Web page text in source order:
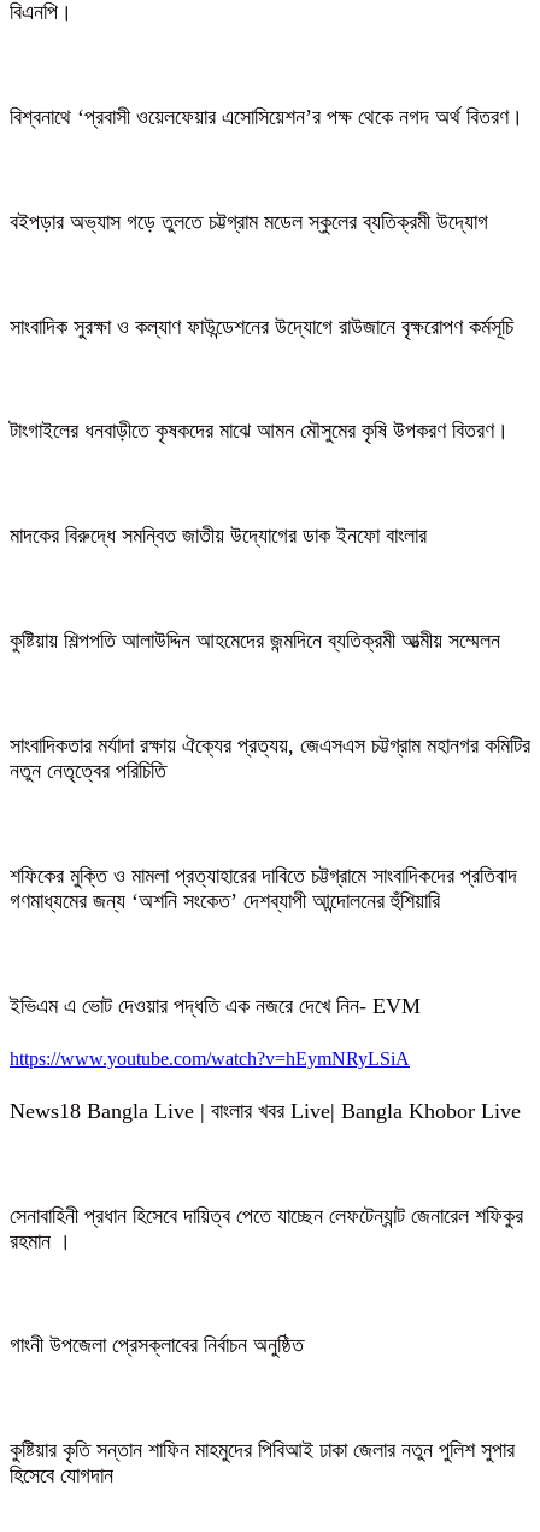
বিএনপি।
বিশ্বনাথে ‘প্রবাসী ওয়েলফেয়ার এসোসিয়েশন’র পক্ষ থেকে নগদ অর্থ বিতরণ।
বইপড়ার অভ্যাস গড়ে তুলতে চট্টগ্রাম মডেল স্কুলের ব্যতিক্রমী উদ্যোগ
সাংবাদিক সুরক্ষা ও কল্যাণ ফাউন্ডেশনের উদ্যোগে রাউজানে বৃক্ষরোপণ কর্মসূচি
টাংগাইলের ধনবাড়ীতে কৃষকদের মাঝে আমন মৌসুমের কৃষি উপকরণ বিতরণ।
মাদকের বিরুদ্ধে সমন্বিত জাতীয় উদ্যোগের ডাক ইনফো বাংলার
কুষ্টিয়ায় শিল্পপতি আলাউদ্দিন আহমেদের জন্মদিনে ব্যতিক্রমী আত্মীয় সম্মেলন
সাংবাদিকতার মর্যাদা রক্ষায় ঐক্যের প্রত্যয়, জেএসএস চট্টগ্রাম মহানগর কমিটির
নতুন নেতৃত্বের পরিচিতি
শফিকের মুক্তি ও মামলা প্রত্যাহারের দাবিতে চট্টগ্রামে সাংবাদিকদের প্রতিবাদ
গণমাধ্যমের জন্য ‘অশনি সংকেত’ দেশব্যাপী আন্দোলনের হুঁশিয়ারি
ইভিএম এ ভোট দেওয়ার পদ্ধতি এক নজরে দেখে নিন- EVM
https://www.youtube.com/watch?v=hEymNRyLSiA
News18 Bangla Live | বাংলার খবর Live| Bangla Khobor Live
সেনাবাহিনী প্রধান হিসেবে দায়িত্ব পেতে যাচ্ছেন লেফটেন্যান্ট জেনারেল শফিকুর
রহমান ।
গাংনী উপজেলা প্রেসক্লাবের নির্বাচন অনুষ্ঠিত
কুষ্টিয়ার কৃতি সন্তান শাফিন মাহমুদের পিবিআই ঢাকা জেলার নতুন পুলিশ সুপার
হিসেবে যোগদান